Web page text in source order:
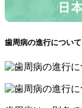
歯周病の進行について